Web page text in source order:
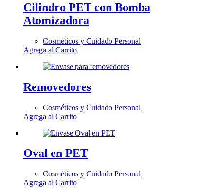
Cilindro PET con Bomba
Atomizadora
Cosméticos y Cuidado Personal
Agrega al Carrito
Removedores
Cosméticos y Cuidado Personal
Agrega al Carrito
Oval en PET
Cosméticos y Cuidado Personal
Agrega al Carrito